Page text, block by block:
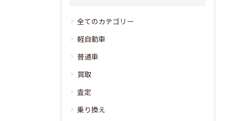
全てのカテゴリー
軽自動車
普通車
買取
査定
乗り換え